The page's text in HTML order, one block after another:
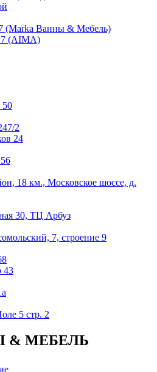
(Marka Ванны & Мебель)
(AIMA)
50
2
24
18 км., Московское шоссе, д.
30, ТЦ Арбуз
7, строение 9
43
5 стр. 2
& МЕБЕЛЬ